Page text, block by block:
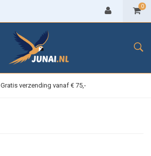
0
Gratis verzending vanaf € 75,-